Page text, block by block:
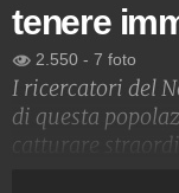
tenere
2.550 - 7 foto
I ricercatori del
di questa
catturare